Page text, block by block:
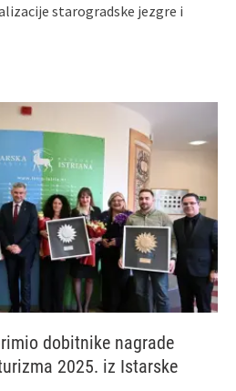
starogradske jezgre i
dobitnike nagrade
2025. iz Istarske